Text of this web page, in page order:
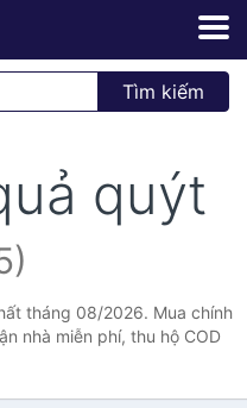
Tìm kiếm
quýt
tháng 08/2026. Mua chính
nhà miễn phí, thu hộ COD